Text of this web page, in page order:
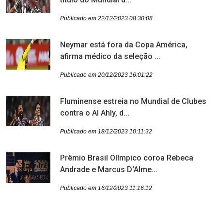
Publicado em 22/12/2023 08:30:08
Neymar está fora da Copa América,
afirma médico da seleção ...
Publicado em 20/12/2023 16:01:22
Fluminense estreia no Mundial de Clubes
contra o Al Ahly, d...
Publicado em 18/12/2023 10:11:32
Prêmio Brasil Olímpico coroa Rebeca
Andrade e Marcus D'Alme...
Publicado em 16/12/2023 11:16:12